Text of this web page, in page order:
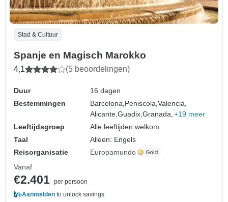
Stad & Cultuur
Spanje en Magisch Marokko
4,1 (5 beoordelingen)
Duur
16 dagen
Bestemmingen
Barcelona, Peniscola,Valencia,
Alicante,Guadix,Granada, +19 meer
Leeftijdsgroep
Alle leeftijden welkom
Taal
Alleen: Engels
Reisorganisatie
Europamundo
Vanaf
€2.401 per persoon
Aanmelden to unlock savings